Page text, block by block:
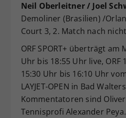
Neil Oberleitner / Joel
Demoliner (Brasilien) /
Court 3, 2. Match nach
ORF SPORT+ überträgt am
Uhr bis 18:55 Uhr live, ORF
15:30 Uhr bis 16:10 Uhr
LAYJET-OPEN in Bad
Kommentatoren sind
Tennisprofi Alexander Peya.